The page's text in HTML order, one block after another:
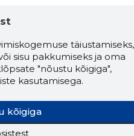
laiendus
ja kui usaldusväärne
LAIENDUS ALLA
täiustamiseks,
sisu pakkumiseks ja oma
"nõustu kõigiga",
kasutamisega.
kõigiga